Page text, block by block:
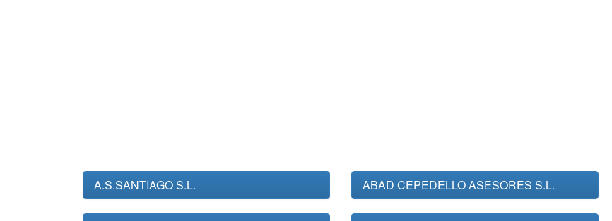
A.S.SANTIAGO S.L. ABAD CEPEDELLO ASESORES S.L.